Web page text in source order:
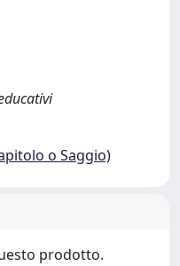
o Saggio)
prodotto.